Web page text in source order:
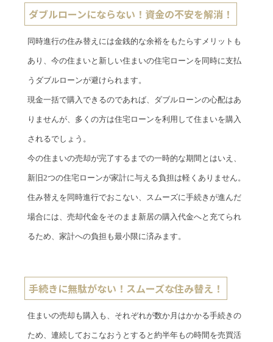
ダブルローンにならない！資金の不安を解消！
同時進行の住み替えには金銭的な余裕をもたらすメリットも
あり、今の住まいと新しい住まいの住宅ローンを同時に支払
うダブルローンが避けられます。
現金一括で購入できるのであれば、ダブルローンの心配はあ
りませんが、多くの方は住宅ローンを利用して住まいを購入
されるでしょう。
今の住まいの売却が完了するまでの一時的な期間とはいえ、
新旧2つの住宅ローンが家計に与える負担は軽くありません。
住み替えを同時進行でおこない、スムーズに手続きが進んだ
場合には、売却代金をそのまま新居の購入代金へと充てられ
るため、家計への負担も最小限に済みます。
手続きに無駄がない！スムーズな住み替え！
住まいの売却も購入も、それぞれが数か月はかかる手続きの
ため、連続しておこなおうとすると約半年もの時間を売買活